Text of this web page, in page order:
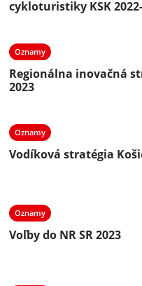
cykloturistiky KSK
Oznamy
Regionálna inovačná
2023
Oznamy
Vodíková stratégia
Oznamy
Voľby do NR SR 2023